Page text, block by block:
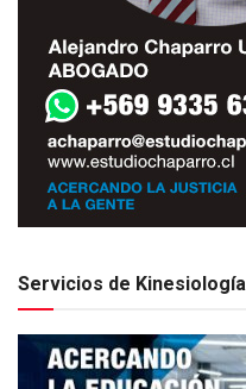
Servicios de Kinesiología